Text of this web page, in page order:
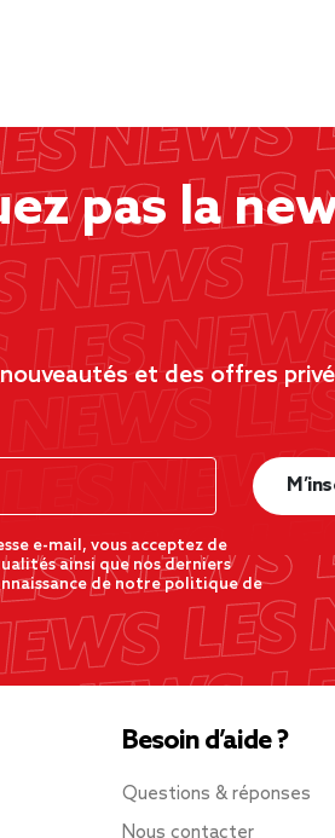
pas la
et des offres
e-mail, vous acceptez de
ainsi que nos derniers
de notre politique de
Besoin d’aide ?
Questions & réponses
Nous contacter